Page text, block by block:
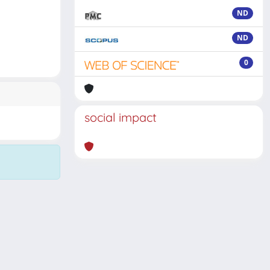
ND
ND
0
social impact